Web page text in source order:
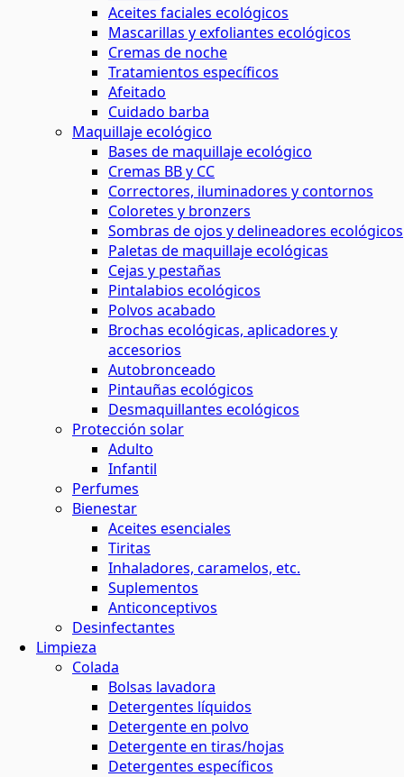
Aceites faciales ecológicos
Mascarillas y exfoliantes ecológicos
Cremas de noche
Tratamientos específicos
Afeitado
Cuidado barba
Maquillaje ecológico
Bases de maquillaje ecológico
Cremas BB y CC
Correctores, iluminadores y contornos
Coloretes y bronzers
Sombras de ojos y delineadores ecológicos
Paletas de maquillaje ecológicas
Cejas y pestañas
Pintalabios ecológicos
Polvos acabado
Brochas ecológicas, aplicadores y
accesorios
Autobronceado
Pintauñas ecológicos
Desmaquillantes ecológicos
Protección solar
Adulto
Infantil
Perfumes
Bienestar
Aceites esenciales
Tiritas
Inhaladores, caramelos, etc.
Suplementos
Anticonceptivos
Desinfectantes
Limpieza
Colada
Bolsas lavadora
Detergentes líquidos
Detergente en polvo
Detergente en tiras/hojas
Detergentes específicos